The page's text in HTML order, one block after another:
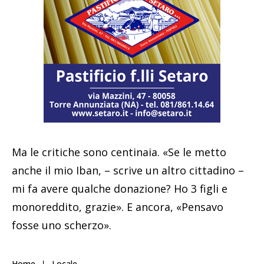
Ma le critiche sono centinaia. «Se le metto
anche il mio Iban, – scrive un altro cittadino –
mi fa avere qualche donazione? Ho 3 figli e
monoreddito, grazie». E ancora, «Pensavo
fosse uno scherzo».